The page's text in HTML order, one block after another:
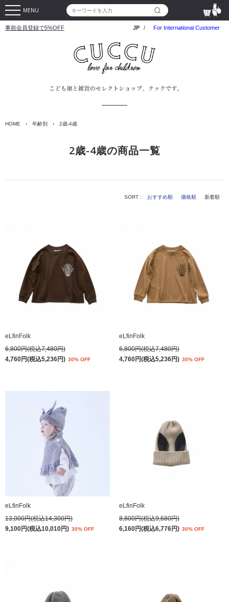
MENU
事前会員登録で5%OFF JP / For International Customer
HOME › 年齢別 › 2歳-4歳
2歳-4歳の商品一覧
SORT : おすすめ順 価格順 新着順
eLfinFolk
6,800円(税込7,480円)
4,760円(税込5,236円) 30% OFF
eLfinFolk
6,800円(税込7,480円)
4,760円(税込5,236円) 30% OFF
eLfinFolk
13,000円(税込14,300円)
9,100円(税込10,010円) 30% OFF
eLfinFolk
8,800円(税込9,680円)
6,160円(税込6,776円) 30% OFF